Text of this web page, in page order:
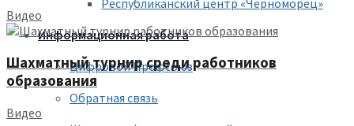
Республиканский центр «Черноморец»
Информационная работа
Цифровой Профсоюз
Обратная связь
Видео
Шахматный турнир среди работников
образования
Видео